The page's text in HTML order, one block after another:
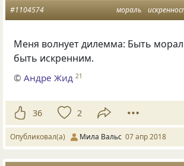
мораль
#1104574
Меня волнует дилемма: Быть
быть искренним.
©Андре Жид 21
36 2
Опубликовал(а) Мила Вальс 07 апр 2018